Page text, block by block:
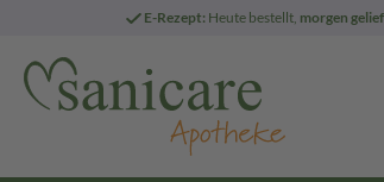
E-Rezept: Heute bestellt, morgen